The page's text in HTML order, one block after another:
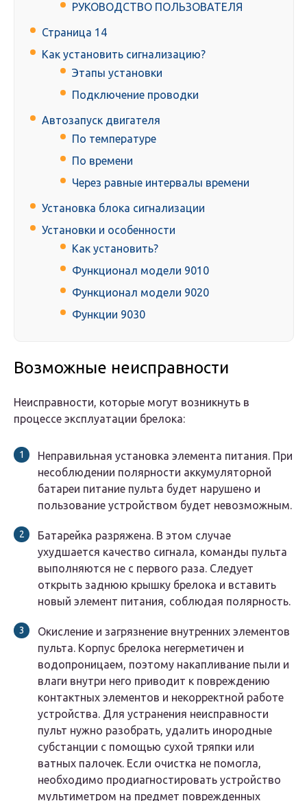
РУКОВОДСТВО ПОЛЬЗОВАТЕЛЯ
Страница 14
Как установить сигнализацию?
Этапы установки
Подключение проводки
Автозапуск двигателя
По температуре
По времени
Через равные интервалы времени
Установка блока сигнализации
Установки и особенности
Как установить?
Функционал модели 9010
Функционал модели 9020
Функции 9030
Возможные неисправности
Неисправности, которые могут возникнуть в
процессе эксплуатации брелока:
Неправильная установка элемента питания. При
несоблюдении полярности аккумуляторной
батареи питание пульта будет нарушено и
пользование устройством будет невозможным.
Батарейка разряжена. В этом случае
ухудшается качество сигнала, команды пульта
выполняются не с первого раза. Следует
открыть заднюю крышку брелока и вставить
новый элемент питания, соблюдая полярность.
Окисление и загрязнение внутренних элементов
пульта. Корпус брелока негерметичен и
водопроницаем, поэтому накапливание пыли и
влаги внутри него приводит к повреждению
контактных элементов и некорректной работе
устройства. Для устранения неисправности
пульт нужно разобрать, удалить инородные
субстанции с помощью сухой тряпки или
ватных палочек. Если очистка не помогла,
необходимо продиагностировать устройство
мультиметром на предмет поврежденных